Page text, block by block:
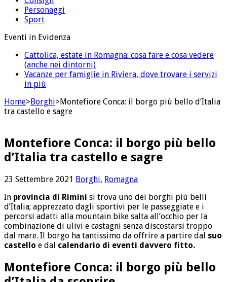
Personaggi
Sport
Eventi in Evidenza
Cattolica, estate in Romagna: cosa fare e cosa vedere
(anche nei dintorni)
Vacanze per famiglie in Riviera, dove trovare i servizi
in più
Home>Borghi>Montefiore Conca: il borgo più bello d’Italia
tra castello e sagre
Montefiore Conca: il borgo più bello
d’Italia tra castello e sagre
23 Settembre 2021 Borghi, Romagna
In provincia di Rimini si trova uno dei borghi più belli
d’Italia; apprezzato dagli sportivi per le passeggiate e i
percorsi adatti alla mountain bike salta all’occhio per la
combinazione di ulivi e castagni senza discostarsi troppo
dal mare. Il borgo ha tantissimo da offrire a partire dal suo
castello e dal calendario di eventi davvero fitto.
Montefiore Conca: il borgo più bello